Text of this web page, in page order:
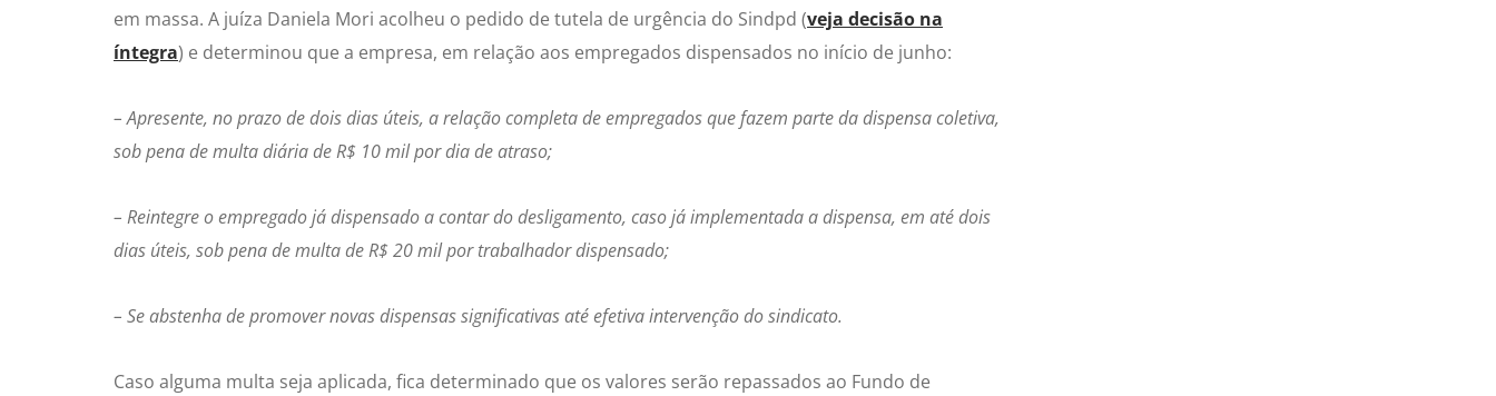
em massa. A juíza Daniela Mori acolheu o pedido de tutela de urgência do Sindpd (veja decisão na
íntegra) e determinou que a empresa, em relação aos empregados dispensados no início de junho:
– Apresente, no prazo de dois dias úteis, a relação completa de empregados que fazem parte da dispensa coletiva,
sob pena de multa diária de R$ 10 mil por dia de atraso;
– Reintegre o empregado já dispensado a contar do desligamento, caso já implementada a dispensa, em até dois
dias úteis, sob pena de multa de R$ 20 mil por trabalhador dispensado;
– Se abstenha de promover novas dispensas significativas até efetiva intervenção do sindicato.
Caso alguma multa seja aplicada, fica determinado que os valores serão repassados ao Fundo de